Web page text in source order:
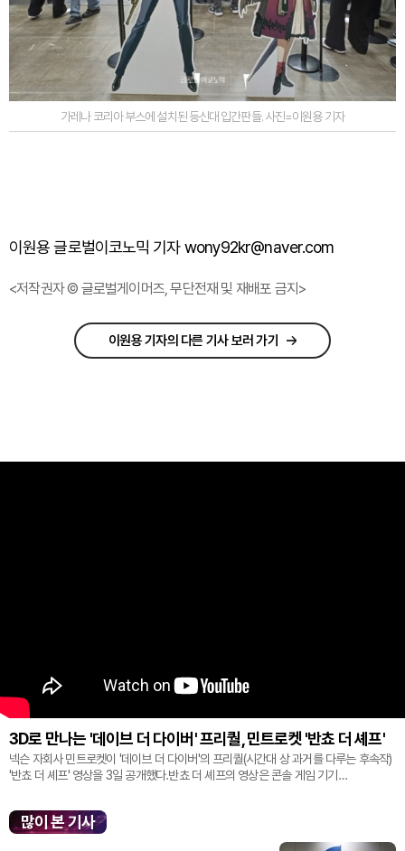
가레나 코리아 부스에 설치된 등신대 입간판들. 사진=이원용 기자
이원용 글로벌이코노믹 기자 wony92kr@naver.com
<저작권자 © 글로벌게이머즈, 무단전재 및 재배포 금지>
이원용 기자의 다른 기사 보러 가기
3D로 만나는 '데이브 더 다이버' 프리퀄, 민트로켓 '반쵸 더 셰프'
넥슨 자회사 민트로켓이 '데이브 더 다이버'의 프리퀄(시간대 상 과거를 다루는 후속작)
'반쵸 더 셰프' 영상을 3일 공개했다.반쵸 더 셰프의 영상은 콘솔 게임 기기
많이 본 기사